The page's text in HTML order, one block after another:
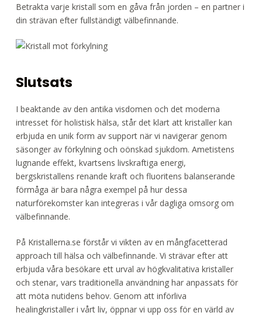
Betrakta varje kristall som en gåva från jorden – en partner i
din strävan efter fullständigt välbefinnande.
Slutsats
I beaktande av den antika visdomen och det moderna
intresset för holistisk hälsa, står det klart att kristaller kan
erbjuda en unik form av support när vi navigerar genom
säsonger av förkylning och oönskad sjukdom. Ametistens
lugnande effekt, kvartsens livskraftiga energi,
bergskristallens renande kraft och fluoritens balanserande
förmåga är bara några exempel på hur dessa
naturförekomster kan integreras i vår dagliga omsorg om
välbefinnande.
På Kristallerna.se förstår vi vikten av en mångfacetterad
approach till hälsa och välbefinnande. Vi strävar efter att
erbjuda våra besökare ett urval av högkvalitativa kristaller
och stenar, vars traditionella användning har anpassats för
att möta nutidens behov. Genom att införliva
healingkristaller i vårt liv, öppnar vi upp oss för en värld av